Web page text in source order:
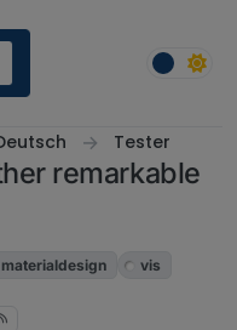
Tester
remarkable
materialdesign
vis